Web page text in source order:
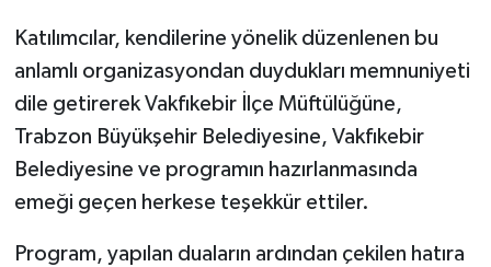
Katılımcılar, kendilerine yönelik düzenlenen bu
anlamlı organizasyondan duydukları memnuniyeti
dile getirerek Vakfıkebir İlçe Müftülüğüne,
Trabzon Büyükşehir Belediyesine, Vakfıkebir
Belediyesine ve programın hazırlanmasında
emeği geçen herkese teşekkür ettiler.
Program, yapılan duaların ardından çekilen hatıra